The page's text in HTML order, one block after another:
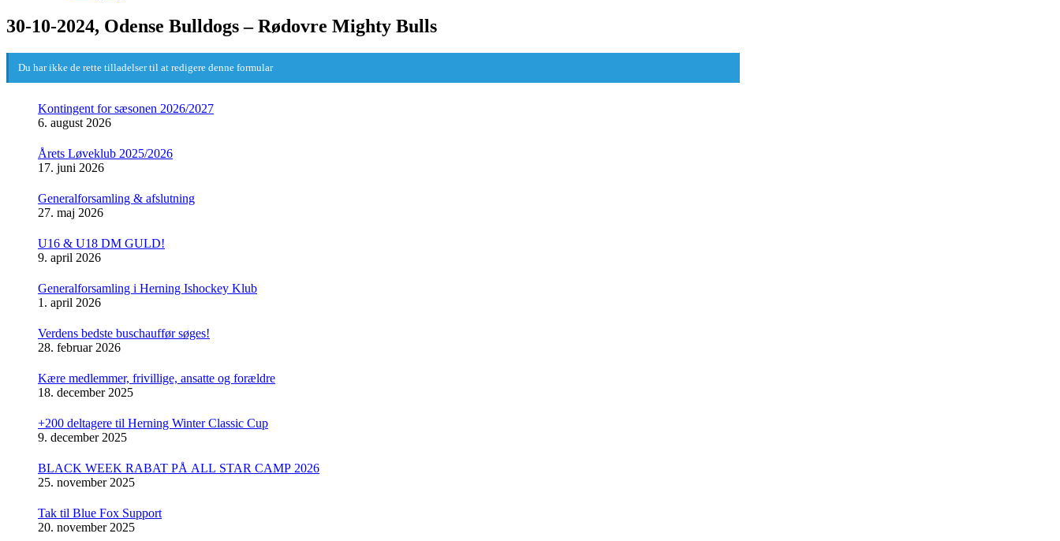
30-10-2024, Odense Bulldogs – Rødovre Mighty Bulls
Du har ikke de rette tilladelser til at redigere denne formular
Kontingent for sæsonen 2026/2027
6. august 2026
Årets Løveklub 2025/2026
17. juni 2026
Generalforsamling & afslutning
27. maj 2026
U16 & U18 DM GULD!
9. april 2026
Generalforsamling i Herning Ishockey Klub
1. april 2026
Verdens bedste buschauffør søges!
28. februar 2026
Kære medlemmer, frivillige, ansatte og forældre
18. december 2025
+200 deltagere til Herning Winter Classic Cup
9. december 2025
BLACK WEEK RABAT PÅ ALL STAR CAMP 2026
25. november 2025
Tak til Blue Fox Support
20. november 2025